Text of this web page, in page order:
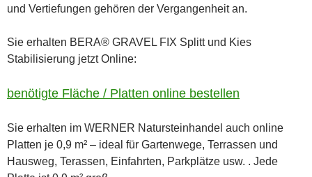
und Vertiefungen gehören der Vergangenheit an.
Sie erhalten BERA® GRAVEL FIX Splitt und Kies
Stabilisierung jetzt Online:
benötigte Fläche / Platten online bestellen
Sie erhalten im WERNER Natursteinhandel auch online
Platten je 0,9 m² – ideal für Gartenwege, Terrassen und
Hausweg, Terassen, Einfahrten, Parkplätze usw. . Jede